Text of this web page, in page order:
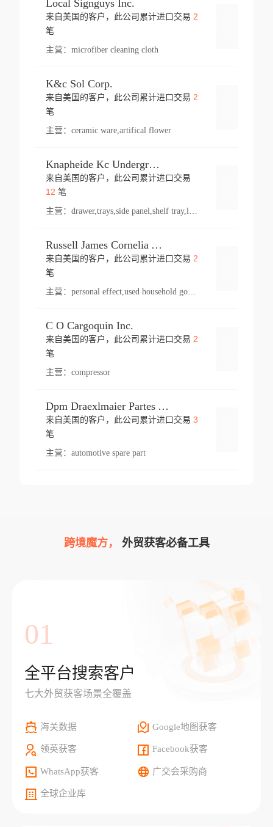
Local Signguys Inc.
来自美国的客户，此公司累计进口交易 2
笔
主营： microfiber cleaning cloth
K&c Sol Corp.
来自美国的客户，此公司累计进口交易 2
笔
主营： ceramic ware,artifical flower
Knapheide Kc Underground
来自美国的客户，此公司累计进口交易
12 笔
主营：
Russell James Cornelia Arlington Va
来自美国的客户，此公司累计进口交易 2
笔
主营： personal effect,used household goods
C O Cargoquin Inc.
来自美国的客户，此公司累计进口交易 2
笔
主营： compressor
Dpm Draexlmaier Partes Automotrices Corr Ind Huejotzingo
来自美国的客户，此公司累计进口交易 3
笔
主营： automotive spare part
跨境魔方， 外贸获客必备工具
01
全平台搜索客户
七大外贸获客场景全覆盖
海关数据 Google地图获客
领英获客 Facebook获客
WhatsApp获客 广交会采购商
全球企业库